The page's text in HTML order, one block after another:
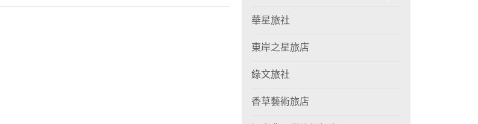
華星旅社
東岸之星旅店
綠文旅社
香草藝術旅店